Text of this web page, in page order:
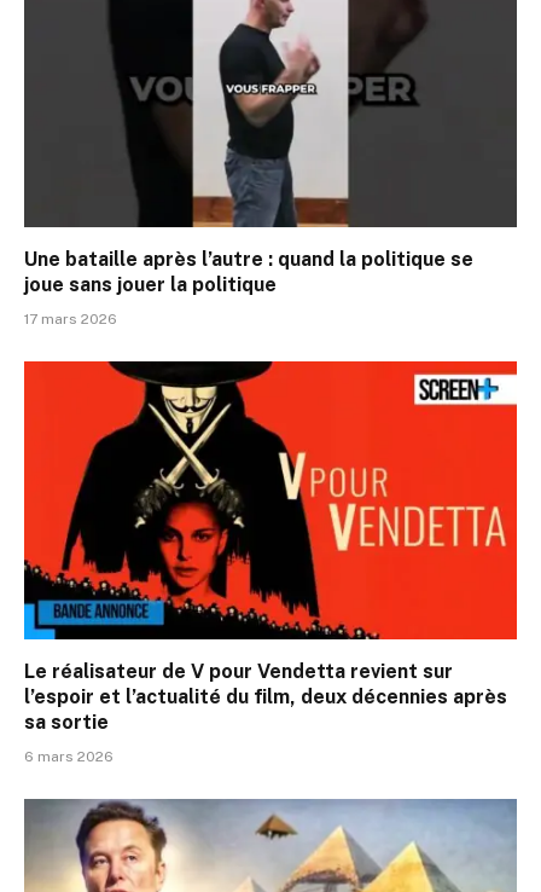
Une bataille après l’autre : quand la politique se
joue sans jouer la politique
17 mars 2026
Le réalisateur de V pour Vendetta revient sur
l’espoir et l’actualité du film, deux décennies après
sa sortie
6 mars 2026